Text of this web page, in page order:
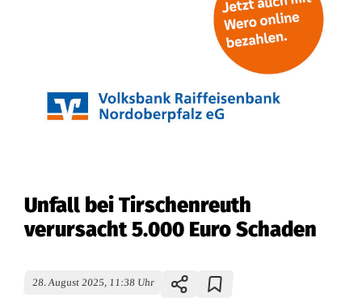
Unfall bei Tirschenreuth
verursacht 5.000 Euro Schaden
28. August 2025, 11:38 Uhr